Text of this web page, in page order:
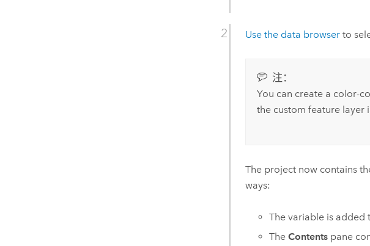
Use the data browser to
注：
You can create a color-
the custom feature layer
The project now contains
ways:
The variable is added
The Contentspane